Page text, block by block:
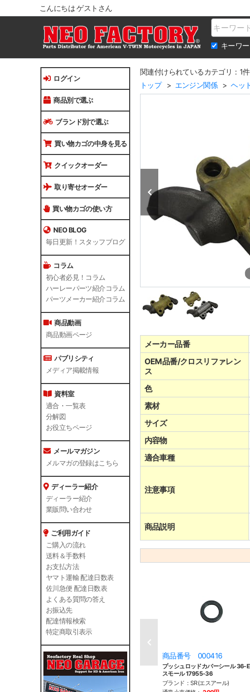
こんにちは ゲストさん
Name
キーワ
ログイン
商品別で選ぶ
ブランド別で選ぶ
買い物カゴの中身を見る
クイックオーダー
取り寄せオーダー
買い物カゴの使い方
NEO BLOG
毎日更新！スタッフブログ
コラム
初心者必見！コラム
ハーレーパーツ紹介コラム
パーツメーカー紹介コラム
商品動画
商品動画ページ
パブリシティ
メディア掲載情報
資料室
適合・一覧表
分解図
お役立ちページ
メールマガジン
メルマガの登録はこちら
ディーラー紹介
ディーラー紹介
業販問い合わせ
ご利用ガイド
ご購入の流れ
送料＆手数料
お支払方法
ヤマト運輸 配達日数表
佐川急便 配達日数表
よくある質問の答え
お振込先
配達情報検索
特定商取引表示
関連付けられているカテゴリ：1件
トップ
エンジン関係 ヘッ
メーカー品番
OEM品番/クロスリファレン
ス
色
素材
サイズ
内容物
適合車種
注意事項
商品説明
商品番号 000416
プッシュロッドカバーシール 36-
スモール 17955-36
ブランド：SR(エスアール)